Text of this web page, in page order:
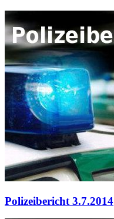
Polizeibericht 3.7.2014